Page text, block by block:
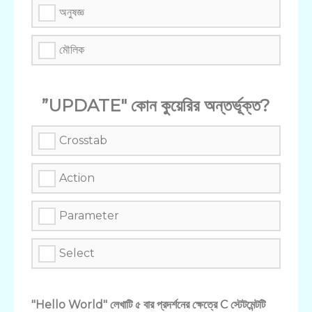
অনুষজ্ঞ
মৌলিক
”UPDATE" কোন কুয়েরির অন্তর্ভূক্ত?
Crosstab
Action
Parameter
Select
"Hello World" লেখাটি ৫ বার প্রদর্শনের ক্ষেত্রে C স্টেটমেন্টটি